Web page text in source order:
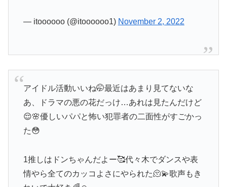
— itoooooo (@itoooooo1) November 2, 2022
アイドル活動いいね🤭最近はあまり見てないな
あ、ドラマの悪の花だっけ…あれは見たんだけど
😌🌸優しいパパと怖い犯罪者の二面性がすごかっ
た😳
1推しはドンちゃんだよー🥰代々木でダンスや表
情やら全てのカッコよさにやられた🫠💫歌声もき